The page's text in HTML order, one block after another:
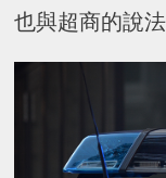
也與超商的說法